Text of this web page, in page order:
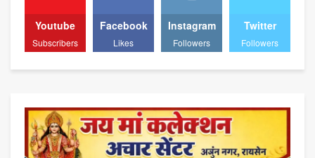
Youtube
Subscribers
Facebook
Likes
Instagram
Followers
Twitter
Followers